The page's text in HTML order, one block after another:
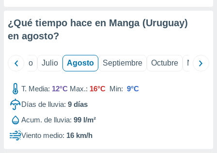
e
mediante
publicidad
publicidad
de
1199
¿Qué tiempo hace en Manga (Uruguay)
en agosto?
Junio Julio Agosto Septiembre Octubre
T. Media: 12°C Max.: 16°C Min: 9°C
Días de lluvia: 9 días
Acum. de lluvia: 99 l/m²
Viento medio: 16 km/h